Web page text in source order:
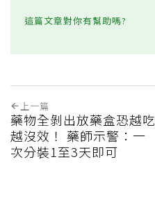
這篇文章對你有幫助嗎?
上一篇
藥物全剝出放藥盒恐越吃
越沒效！ 藥師示警：一
次分裝1至3天即可